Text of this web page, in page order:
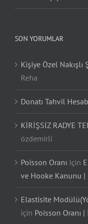
SON YORUMLAR
Kişiye Özel Nakışlı
Reha
Donatı Tahvil
KİRİŞSİZ RADYE
özdemirli
Poisson Oranı için
ve Hooke Kanunu
Elastisite
için Poisson Oranı